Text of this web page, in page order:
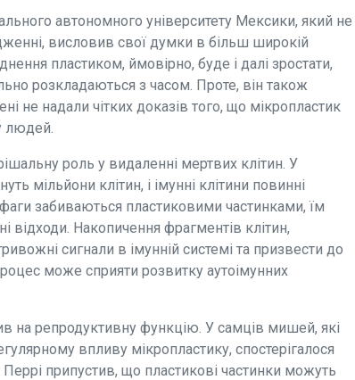
автономного університету Мексики, який не
висловив свої думки в більш широкій
пластиком, ймовірно, буде і далі зростати,
розкладаються з часом. Проте, він також
не надали чітких доказів того, що мікропластик
людей.
роль у видаленні мертвих клітин. У
мільйони клітин, і імунні клітини повинні
забиваються пластиковими частинками, їм
відходи. Накопичення фрагментів клітин,
сигнали в імунній системі та призвести до
може сприяти розвитку аутоімунних
на репродуктивну функцію. У самців мишей, які
впливу мікропластику, спостерігалося
Перрі припустив, що пластикові частинки можуть